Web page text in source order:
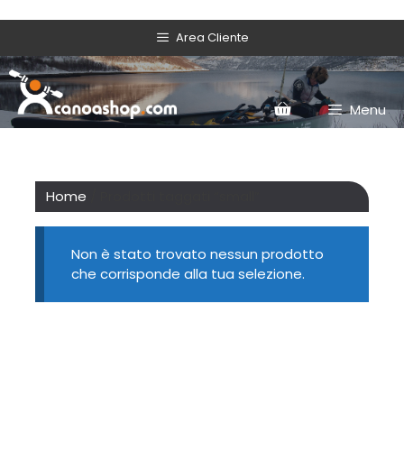
Area Cliente
Menu
Home
Non è stato trovato nessun prodotto
che corrisponde alla tua selezione.